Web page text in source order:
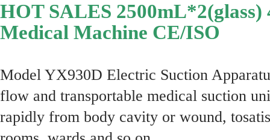
HOT SALES
Medical Machine CE/ISO
Model YX930D Electric Suction
flow and transportable medical suction
rapidly from body cavity or wound,